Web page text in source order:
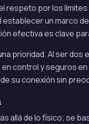
respeto por los
un marco
efectiva es clave
prioridad. Al ser
control y seguros
su conexión sin
allá de lo físico; se